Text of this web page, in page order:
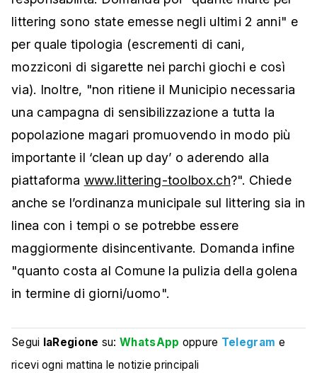
littering sono state emesse negli ultimi 2 anni" e
per quale tipologia (escrementi di cani,
mozziconi di sigarette nei parchi giochi e così
via). Inoltre, "non ritiene il Municipio necessaria
una campagna di sensibilizzazione a tutta la
popolazione magari promuovendo in modo più
importante il ‘clean up day’ o aderendo alla
piattaforma www.littering-toolbox.ch?". Chiede
anche se l’ordinanza municipale sul littering sia in
linea con i tempi o se potrebbe essere
maggiormente disincentivante. Domanda infine
"quanto costa al Comune la pulizia della golena
in termine di giorni/uomo".
Segui laRegione su:WhatsApp oppure Telegram e
ricevi ogni mattina le notizie principali